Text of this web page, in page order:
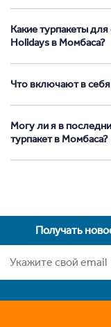
Какие турпакеты
Holidays в Момбаса?
Что включают в
Могу ли я в
турпакет в Момбаса?
Получать